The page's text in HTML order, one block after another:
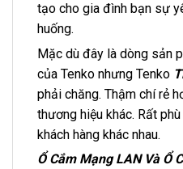
tạo cho gia đình bạn sự
huống.
Mặc dù đây là dòng sản
của Tenko nhưng Tenko
phải chăng. Thậm chí rẻ
thương hiệu khác. Rất
khách hàng khác nhau.
Ổ Cắm Mạng LAN Và Ổ